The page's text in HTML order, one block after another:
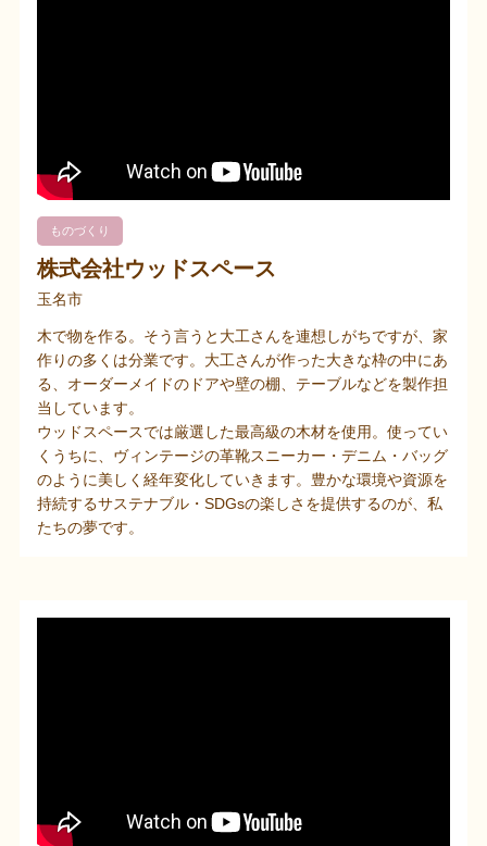
ものづくり
株式会社ウッドスペース
玉名市
木で物を作る。そう言うと大工さんを連想しがちですが、家
作りの多くは分業です。大工さんが作った大きな枠の中にあ
る、オーダーメイドのドアや壁の棚、テーブルなどを製作担
当しています。
ウッドスペースでは厳選した最高級の木材を使用。使ってい
くうちに、ヴィンテージの革靴スニーカー・デニム・バッグ
のように美しく経年変化していきます。豊かな環境や資源を
持続するサステナブル・SDGsの楽しさを提供するのが、私
たちの夢です。